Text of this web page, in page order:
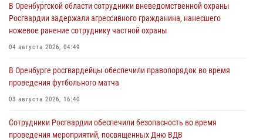
В Оренбургской области сотрудники вневедомственной охраны
Росгвардии задержали агрессивного гражданина, нанесшего
ножевое ранение сотруднику частной охраны
04 августа 2026, 04:49
В Оренбурге росгвардейцы обеспечили правопорядок во время
проведения футбольного матча
03 августа 2026, 16:40
Сотрудники Росгвардии обеспечили безопасность во время
проведения мероприятий, посвященных Дню ВДВ